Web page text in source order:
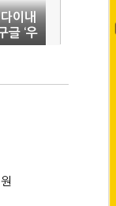
이내
글 ‘우